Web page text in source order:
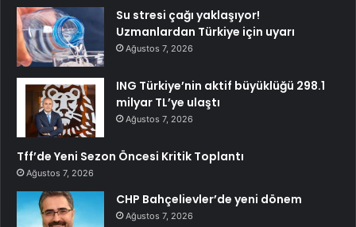
Su stresi çağı yaklaşıyor!
Uzmanlardan Türkiye için uyarı
Ağustos 7, 2026
ING Türkiye’nin aktif büyüklüğü 298.1
milyar TL’ye ulaştı
Ağustos 7, 2026
Tff’de Yeni Sezon Öncesi Kritik Toplantı
Ağustos 7, 2026
CHP Bahçelievler’de yeni dönem
Ağustos 7, 2026